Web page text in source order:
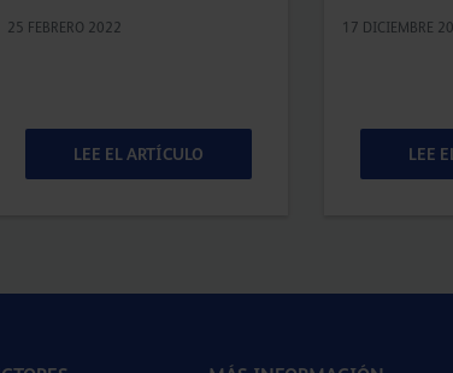
25 FEBRERO 2022
LEE EL ARTÍCULO
17 DICIEMBRE
LEE